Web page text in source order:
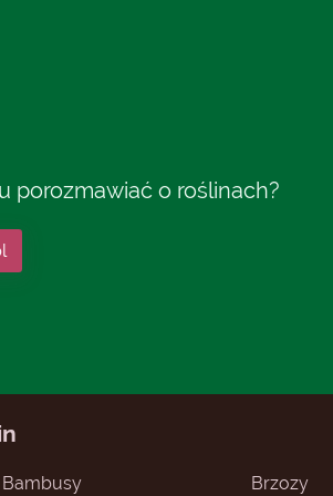
porozmawiać o roślinach?
Bambusy Brzozy